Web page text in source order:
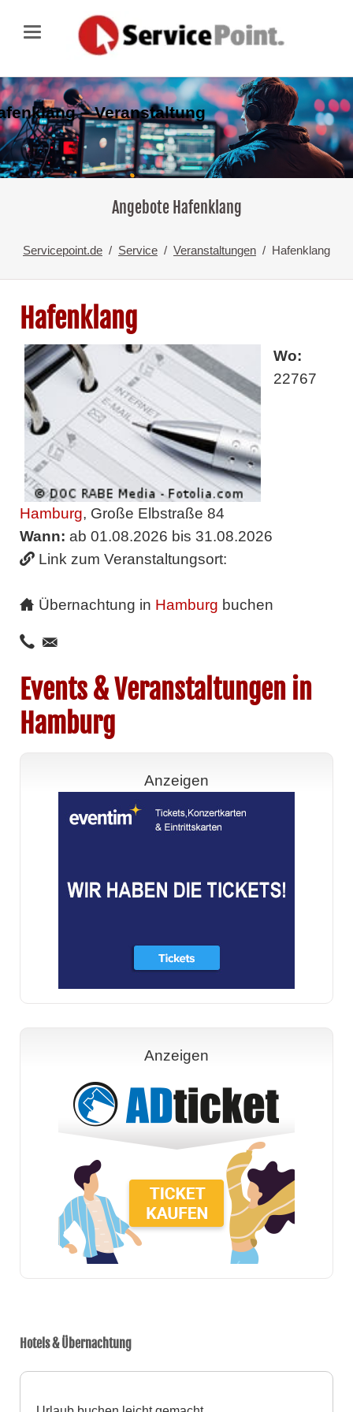
– Veranstaltung
Angebote Hafenklang
Servicepoint.de Service Veranstaltungen Hafenklang
Hafenklang
Wo:
22767
Hamburg, Große Elbstraße 84
Wann: ab 01.08.2026 bis 31.08.2026
Link zum Veranstaltungsort:
Übernachtung in Hamburg buchen
Events & Veranstaltungen in
Hamburg
Anzeigen
Anzeigen
Hotels & Übernachtung